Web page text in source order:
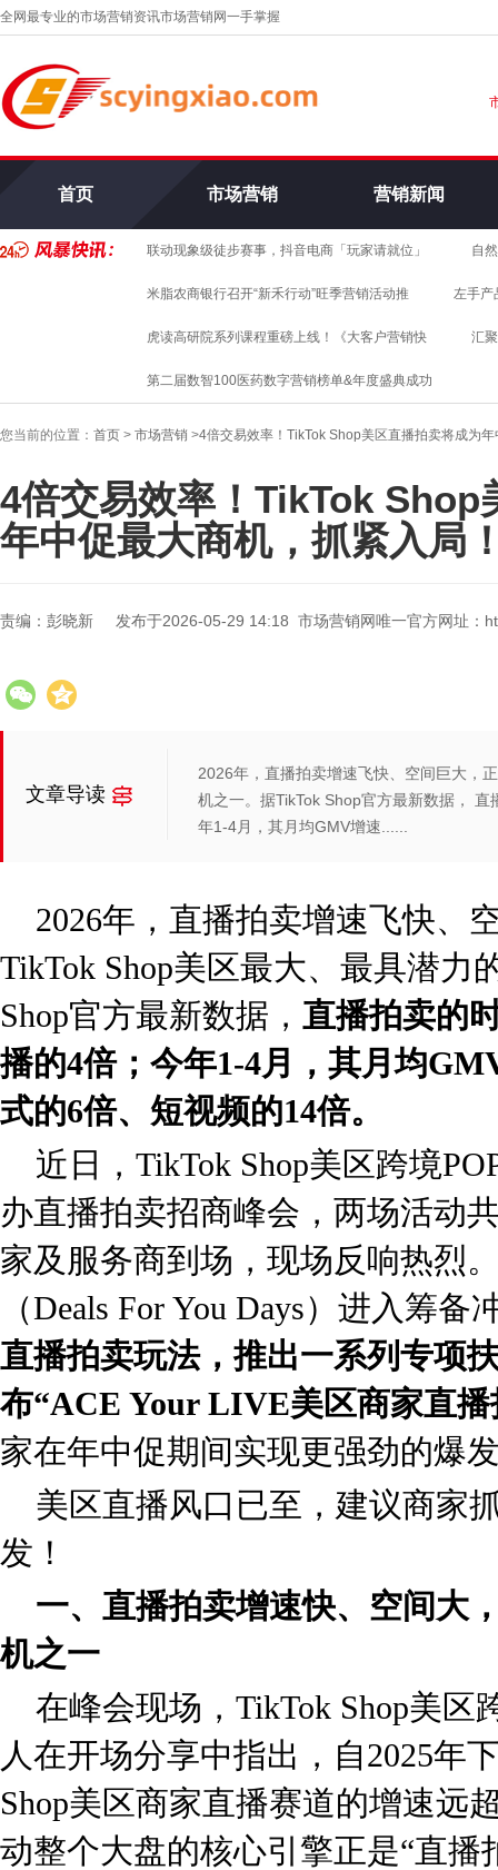
全网最专业的市场营销资讯市场营销网一手掌握
首页 市场营销 营销新闻
联动现象级徒步赛事，抖音电商「玩家请就位」 自
米脂农商银行召开“新禾行动”旺季营销活动推 左手产
虎读高研院系列课程重磅上线！《大客户营销快 汇
第二届数智100医药数字营销榜单&年度盛典成功
您当前的位置： 首页 > 市场营销 >4倍交易效率！TikTok Shop美区直播拍卖将成为
4倍交易效率！TikTok Shop
年中促最大商机，抓紧入局
责编：彭晓新 发布于2026-05-29 14:18 市场营销网唯一官方网址：
文章导读
2026年，直播拍卖增速飞快、空间巨大，
机之一。据TikTok Shop官方最新数据，
年1-4月，其月均GMV增速......
2026年，直播拍卖增速飞快、
TikTok Shop美区最大、最具潜力
Shop官方最新数据， 直播拍卖的
播的4倍；今年1-4月，其月均
式的6倍、短视频的14倍。
近日，TikTok Shop美区跨境
办直播拍卖招商峰会，两场活动
家及服务商到场，现场反响热烈
（Deals For You Days）进入筹备
直播拍卖玩法，推出一系列专项
布“ACE Your LIVE美区商家直播
家在年中促期间实现更强劲的爆
美区直播风口已至，建议商家
发！
一、直播拍卖增速快、空间大
机之一
在峰会现场，TikTok Shop美区
人在开场分享中指出，自2025年
Shop美区商家直播赛道的增速远
动整个大盘的核心引擎正是“直播